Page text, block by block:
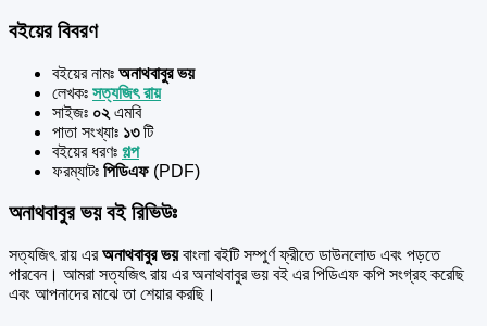
বইয়ের বিবরণ
বইয়ের নামঃ অনাথবাবুর ভয়
লেখকঃ সত্যজিৎ রায়
সাইজঃ ০২ এমবি
পাতা সংখ্যাঃ ১৩টি
বইয়ের ধরণঃ গল্প
ফরম্যাটঃ পিডিএফ (PDF)
অনাথবাবুর ভয় বই রিভিউঃ
সত্যজিৎ রায় এরঅনাথবাবুর ভয়বাংলা বইটি সম্পুর্ণ ফ্রীতে ডাউনলোড এবং পড়তে
পারবেন। আমরা সত্যজিৎ রায় এর অনাথবাবুর ভয় বই এর পিডিএফ কপি সংগ্রহ করেছি
এবং আপনাদের মাঝে তা শেয়ার করছি।